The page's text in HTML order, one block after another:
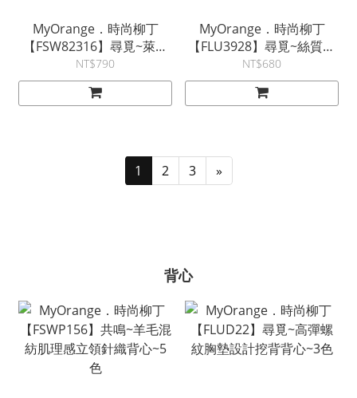
MyOrange．時尚柳丁
【FSW82316】尋覓~萊賽
爾天絲亞麻混紡削肩背心
~3色
NT$790
MyOrange．時尚柳丁
【FLU3928】尋覓~絲質扭
結設計後綁帶背心~3色
NT$680
1 2 3 »
背心